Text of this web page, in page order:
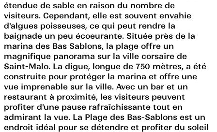
étendue de sable en raison du nombre de
visiteurs. Cependant, elle est souvent envahie
d'algues poisseuses, ce qui peut rendre la
baignade un peu écoeurante. Située près de la
marina des Bas Sablons, la plage offre un
magnifique panorama sur la ville corsaire de
Saint-Malo. La digue, longue de 750 mètres, a été
construite pour protéger la marina et offre une
vue imprenable sur la ville. Avec un bar et un
restaurant à proximité, les visiteurs peuvent
profiter d'une pause rafraîchissante tout en
admirant la vue. La Plage des Bas-Sablons est un
endroit idéal pour se détendre et profiter du soleil